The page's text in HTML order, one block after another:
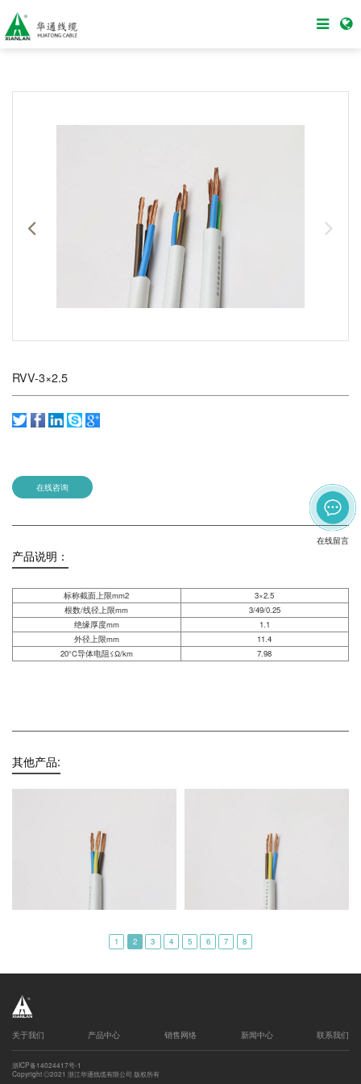
RVV-3×2.5
在线咨询
产品说明：
标称截面上限mm2
3×2.5
根数/线径上限mm
3/49/0.25
绝缘厚度mm
1.1
外径上限mm
11.4
20°C导体电阻≤Ω/km
7.98
其他产品:
1 2 3 4 5 6 7 8
关于我们 产品中心 销售网络 新闻中心 联系我们
Copyright ◎2021 浙江华通线缆有限公司 版权所有
浙ICP备14024417号-1
在线留言